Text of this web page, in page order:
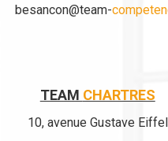
besancon@team-
TEAM CHARTRES
10, avenue Gustave Eiffel